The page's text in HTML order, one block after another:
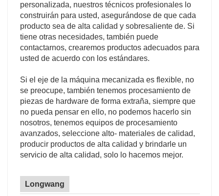
personalizada, nuestros técnicos profesionales lo
construirán para usted, asegurándose de que cada
producto sea de alta calidad y sobresaliente de. Si
tiene otras necesidades, también puede
contactarnos, crearemos productos adecuados para
usted de acuerdo con los estándares.
Si el eje de la máquina mecanizada es flexible, no
se preocupe, también tenemos procesamiento de
piezas de hardware de forma extraña, siempre que
no pueda pensar en ello, no podemos hacerlo sin
nosotros, tenemos equipos de procesamiento
avanzados, seleccione alto- materiales de calidad,
producir productos de alta calidad y brindarle un
servicio de alta calidad, solo lo hacemos mejor.
Longwang